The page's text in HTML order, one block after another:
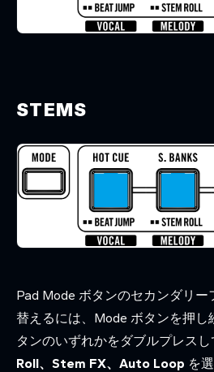
STEMS
Pad Mode ボタンのセカンダリー
替えるには、Mode ボタンを押し
タンのいずれかをダブルプレスし
Roll、Stem FX、Auto Loop を